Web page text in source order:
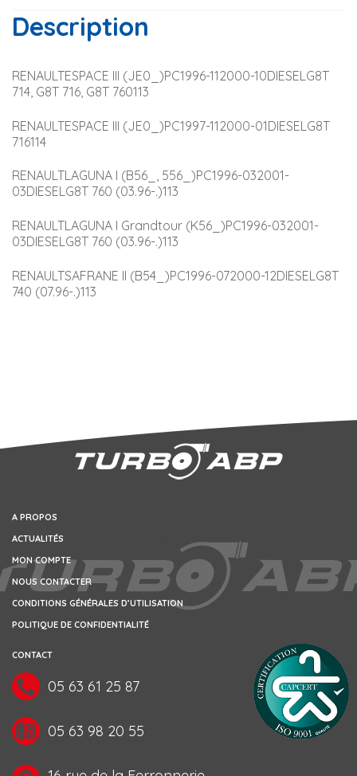
Description
RENAULTESPACE III (JE0_)PC1996-112000-10DIESELG8T
714, G8T 716, G8T 760113
RENAULTESPACE III (JE0_)PC1997-112000-01DIESELG8T
716114
RENAULTLAGUNA I (B56_, 556_)PC1996-032001-
03DIESELG8T 760 (03.96-.)113
RENAULTLAGUNA I Grandtour (K56_)PC1996-032001-
03DIESELG8T 760 (03.96-.)113
RENAULTSAFRANE II (B54_)PC1996-072000-12DIESELG8T
740 (07.96-.)113
A PROPOS
ACTUALITÉS
MON COMPTE
NOUS CONTACTER
CONDITIONS GÉNÉRALES D’UTILISATION
POLITIQUE DE CONFIDENTIALITÉ
CONTACT
05 63 61 25 87
05 63 98 20 55